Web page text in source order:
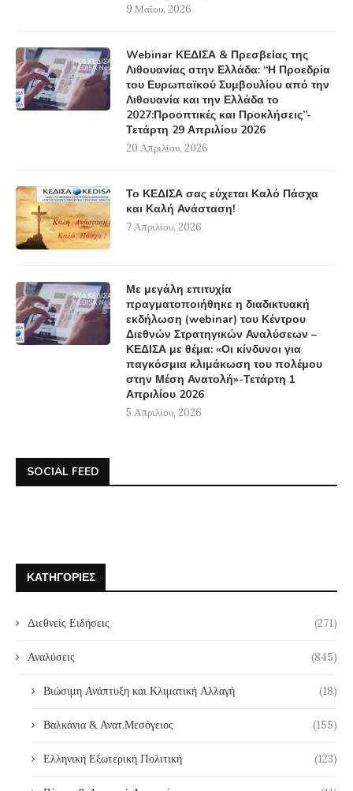
9 Μαΐου, 2026
Webinar ΚΕΔΙΣΑ & Πρεσβείας της
Λιθουανίας στην Ελλάδα: “Η Προεδρία
του Ευρωπαϊκού Συμβουλίου από την
Λιθουανία και την Ελλάδα το
2027:Προοπτικές και Προκλήσεις”-
Τετάρτη 29 Απριλίου 2026
20 Απριλίου, 2026
Το ΚΕΔΙΣΑ σας εύχεται Καλό Πάσχα
και Καλή Ανάσταση!
7 Απριλίου, 2026
Με μεγάλη επιτυχία
πραγματοποιήθηκε η διαδικτυακή
εκδήλωση (webinar) του Κέντρου
Διεθνών Στρατηγικών Αναλύσεων –
ΚΕΔΙΣΑ με θέμα: «Οι κίνδυνοι για
παγκόσμια κλιμάκωση του πολέμου
στην Μέση Ανατολή»-Τετάρτη 1
Απριλίου 2026
5 Απριλίου, 2026
SOCIAL FEED
ΚΑΤΗΓΟΡΊΕΣ
Διεθνείς Ειδήσεις (271)
Αναλύσεις (845)
Βιώσιμη Ανάπτυξη και Κλιματική Αλλαγή (18)
Βαλκάνια & Ανατ.Μεσόγειος (155)
Ελληνική Εξωτερική Πολιτική (123)